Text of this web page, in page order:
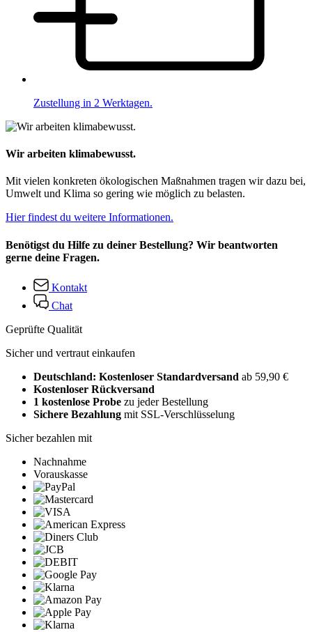
Zustellung in 2 Werktagen.
Wir arbeiten klimabewusst.
Mit vielen konkreten ökologischen Maßnahmen tragen wir dazu bei,
Umwelt und Klima so gering wie möglich zu belasten.
Hier findest du weitere Informationen.
Benötigst du Hilfe zu deiner Bestellung? Wir beantworten
gerne deine Fragen.
Kontakt
Chat
Geprüfte Qualität
Sicher und vertraut einkaufen
Deutschland: Kostenloser Standardversand ab 59,90 €
Kostenloser Rückversand
1 kostenlose Probe zu jeder Bestellung
Sichere Bezahlung mit SSL-Verschlüsselung
Sicher bezahlen mit
Nachnahme
Vorauskasse